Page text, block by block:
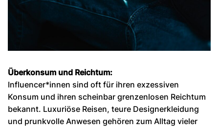
Überkonsum und Reichtum:
Influencer*innen sind oft für ihren exzessiven
Konsum und ihren scheinbar grenzenlosen Reichtum
bekannt. Luxuriöse Reisen, teure Designerkleidung
und prunkvolle Anwesen gehören zum Alltag vieler